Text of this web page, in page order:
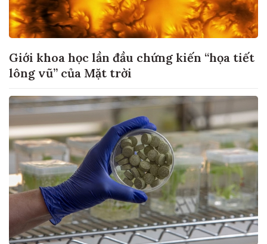
Giới khoa học lần đầu chứng kiến “họa tiết
lông vũ” của Mặt trời